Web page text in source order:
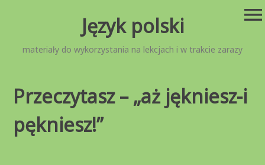
Język polski
materiały do wykorzystania na lekcjach i w trakcie zarazy
menu
Przeczytasz – „aż jękniesz-i
pękniesz!”